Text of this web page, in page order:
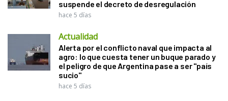
suspende el decreto de desregulación
hace 5 días
Actualidad
Alerta por el conflicto naval que impacta al
agro: lo que cuesta tener un buque parado y
el peligro de que Argentina pase a ser "país
sucio"
hace 5 días